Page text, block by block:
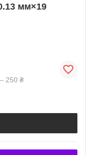
мм×19
250 ₴